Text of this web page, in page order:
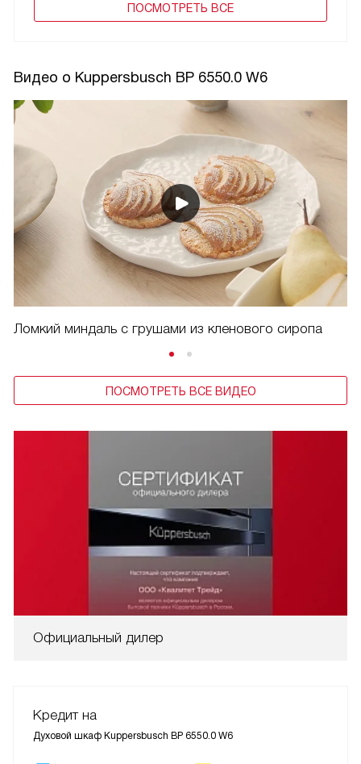
ПОCМОТРЕТЬ ВСЕ
Видео о Kuppersbusch BP 6550.0 W6
Ломкий миндаль с грушами из кленового сиропа
ПОСМОТРЕТЬ ВСЕ ВИДЕО
Официальный дилер
Кредит на
Духовой шкаф Kuppersbusch BP 6550.0 W6